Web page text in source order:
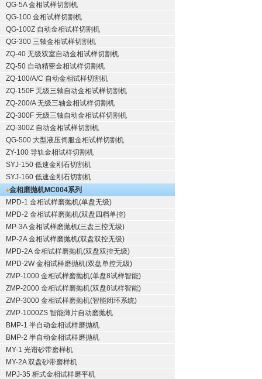
QG-5A 金相试样切割机
QG-100 金相试样切割机
QG-100Z 自动金相试样切割机
QG-300 三轴金相试样切割机
ZQ-40 无级双室自动金相试样切割机
ZQ-50 自动精密金相试样切割机
ZQ-100/A/C 自动金相试样切割机
ZQ-150F 无级三轴自动金相试样切割机
ZQ-200/A 无级三轴金相试样切割机
ZQ-300F 无级三轴自动金相试样切割机
ZQ-300Z 自动金相试样切割机
QG-500 大型液压伺服金相试样切割机
ZY-100 导轨金相试样切割机
SYJ-150 低速金刚石切割机
SYJ-160 低速金刚石切割机
金相磨抛机MC004系列
MPD-1 金相试样磨抛机(单盘无级)
MPD-2 金相试样磨抛机(双盘四档单控)
MP-3A 金相试样磨抛机(三盘三控无级)
MP-2A 金相试样磨抛机(双盘双控无级)
MPD-2A 金相试样磨抛机(双盘双控无级)
MPD-2W 金相试样磨抛机(双盘单控无级)
ZMP-1000 金相试样磨抛机(单盘8试样智能)
ZMP-2000 金相试样磨抛机(双盘8试样智能)
ZMP-3000 金相试样磨抛机(智能闭环系统)
ZMP-1000ZS 智能薄片自动磨抛机
BMP-1 半自动金相试样磨抛机
BMP-2 半自动金相试样磨抛机
MY-1 光谱砂带磨样机
MY-2A 双盘砂带磨样机
MPJ-35 柜式金相试样磨平机